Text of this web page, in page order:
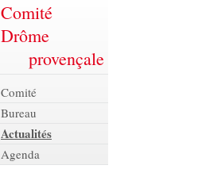
Comité
Drôme
provençale
Comité
Bureau
Actualités
Agenda